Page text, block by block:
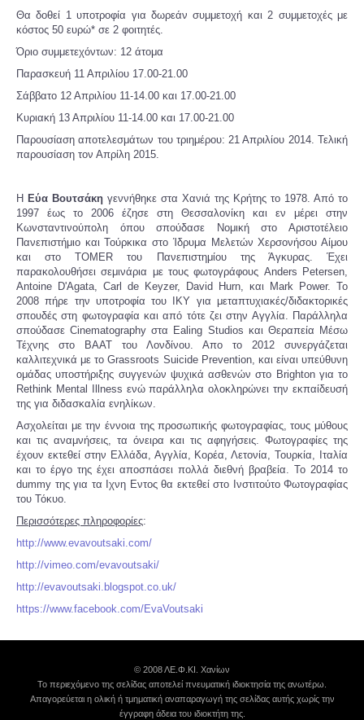
Θα δοθεί 1 υποτροφία για δωρεάν συμμετοχή και 2 συμμετοχές με
κόστος 50 ευρώ* σε 2 φοιτητές.
Όριο συμμετεχόντων: 12 άτομα
Παρασκευή 11 Απριλίου 17.00-21.00
Σάββατο 12 Απριλίου 11-14.00 και 17.00-21.00
Κυριακή 13 Απριλίου 11-14.00 και 17.00-21.00
Παρουσίαση αποτελεσμάτων του τριημέρου: 21 Απριλίου 2014. Τελική
παρουσίαση τον Απρίλη 2015.
Η Εύα Βουτσάκη γεννήθηκε στα Χανιά της Κρήτης το 1978. Από το
1997 έως το 2006 έζησε στη Θεσσαλονίκη και εν μέρει στην
Κωνσταντινούπολη όπου σπούδασε Νομική στο Αριστοτέλειο
Πανεπιστήμιο και Τούρκικα στο Ίδρυμα Μελετών Χερσονήσου Αίμου
και στο ΤΟΜΕR του Πανεπιστημίου της Άγκυρας. Έχει
παρακολουθήσει σεμινάρια με τους φωτογράφους Anders Petersen,
Antoine D'Agata, Carl de Keyzer, David Hurn, και Mark Power. Το
2008 πήρε την υποτροφία του ΙΚΥ για μεταπτυχιακές/διδακτορικές
σπουδές στη φωτογραφία και από τότε ζει στην Αγγλία. Παράλληλα
σπούδασε Cinematography στα Ealing Studios και Θεραπεία Μέσω
Τέχνης στο BAAT του Λονδίνου. Απο το 2012 συνεργάζεται
καλλιτεχνικά με το Grassroots Suicide Prevention, και είναι υπεύθυνη
ομάδας υποστήριξης συγγενών ψυχικά ασθενών στο Brighton για το
Rethink Mental Illness ενώ παράλληλα ολοκληρώνει την εκπαίδευσή
της για διδασκαλία ενηλίκων.
Ασχολείται με την έννοια της προσωπικής φωτογραφίας, τους μύθους
και τις αναμνήσεις, τα όνειρα και τις αφηγήσεις. Φωτογραφίες της
έχουν εκτεθεί στην Ελλάδα, Αγγλία, Κορέα, Λετονία, Τουρκία, Ιταλία
και το έργο της έχει αποσπάσει πολλά διεθνή βραβεία. Το 2014 το
dummy της για τα Ιχνη Εντος θα εκτεθεί στο Ινστιτούτο Φωτογραφίας
του Τόκυο.
Περισσότερες πληροφορίες:
http://www.evavoutsaki.com/
http://vimeo.com/evavoutsaki/
http://evavoutsaki.blogspot.co.uk/
https://www.facebook.com/EvaVoutsaki
© 2008 ΛΕ.Φ.ΚΙ. Χανίων
Το περιεχόμενο της σελίδας αποτελεί πνευματική ιδιοκτησία της ανωτέρω.
Απαγορεύεται η ολική ή τμηματική αναπαραγωγή της σελίδας αυτής χωρίς την
έγγραφη άδεια του ιδιοκτήτη της.